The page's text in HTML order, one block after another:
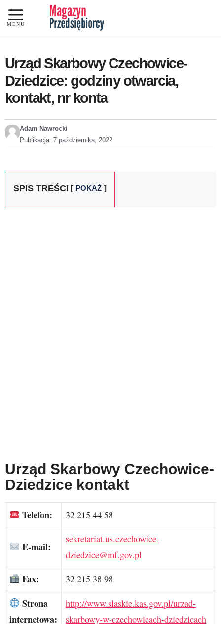
Przejdź
do
treści
MENU
Urząd Skarbowy Czechowice-
Dziedzice: godziny otwarcia,
kontakt, nr konta
Adam Nawrocki
Publikacja: 7 października, 2022
SPIS TREŚCI POKAŻ
Urząd Skarbowy Czechowice-
Dziedzice kontakt
Telefon: 32 215 44 58
E-mail:
sekretariat.us.czechowice-
dziedzice@mf.gov.pl
Fax: 32 215 38 98
Strona
internetowa:
http://www.slaskie.kas.gov.pl/urzad-
skarbowy-w-czechowicach-dziedzicach